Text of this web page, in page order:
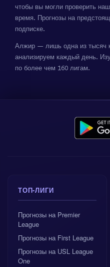
чтобы вы могли проверить
время. Прогнозы на
подписке.
Алжир — лишь одна из тысяч
анализируем каждый день.
по более чем 160 лигам.
ТОП-ЛИГИ
Прогнозы на Premier
League
Прогнозы на First League
Прогнозы на USL League
One